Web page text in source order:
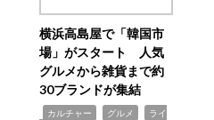
横浜高島屋で「韓国市
場」がスタート 人気
グルメから雑貨まで約
30ブランドが集結
カルチャー グルメ
ライ